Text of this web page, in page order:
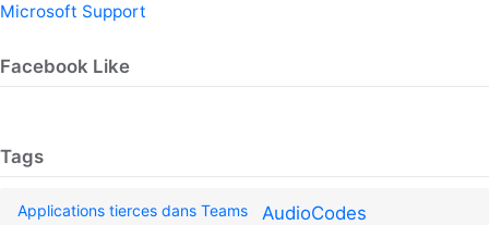
Microsoft Support
Facebook Like
Tags
Applications tierces dans Teams AudioCodes